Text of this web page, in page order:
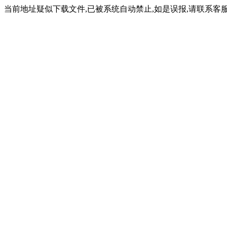
当前地址疑似下载文件,已被系统自动禁止,如是误报,请联系客